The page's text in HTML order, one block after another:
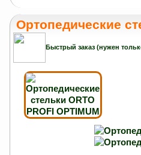
Ортопедические
Быстрый заказ (нужен